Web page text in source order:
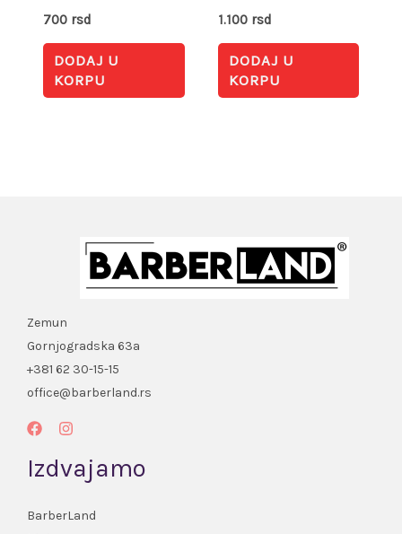
700 rsd
DODAJ U
KORPU
1.100 rsd
DODAJ U
KORPU
Zemun
Gornjogradska 63a
+381 62 30-15-15
office@barberland.rs
Izdvajamo
BarberLand